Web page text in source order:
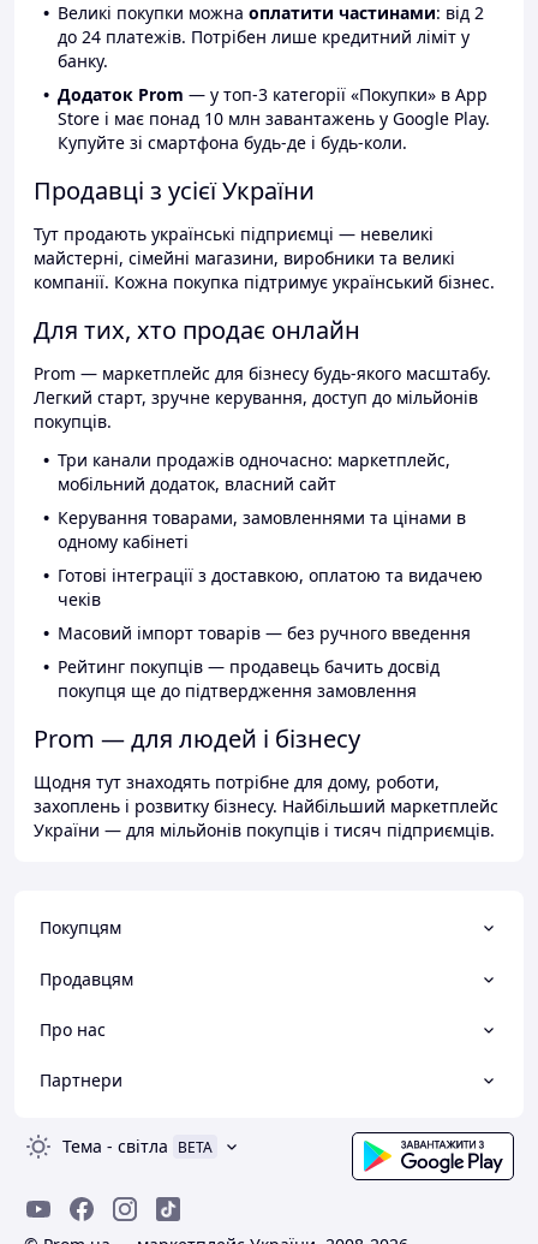
Великі покупки можна оплатити частинами: від 2
до 24 платежів. Потрібен лише кредитний ліміт у
банку.
Додаток Prom — у топ-3 категорії «Покупки» в App
Store і має понад 10 млн завантажень у Google Play.
Купуйте зі смартфона будь-де і будь-коли.
Продавці з усієї України
Тут продають українські підприємці — невеликі
майстерні, сімейні магазини, виробники та великі
компанії. Кожна покупка підтримує український бізнес.
Для тих, хто продає онлайн
Prom — маркетплейс для бізнесу будь-якого масштабу.
Легкий старт, зручне керування, доступ до мільйонів
покупців.
Три канали продажів одночасно: маркетплейс,
мобільний додаток, власний сайт
Керування товарами, замовленнями та цінами в
одному кабінеті
Готові інтеграції з доставкою, оплатою та видачею
чеків
Масовий імпорт товарів — без ручного введення
Рейтинг покупців — продавець бачить досвід
покупця ще до підтвердження замовлення
Prom — для людей і бізнесу
Щодня тут знаходять потрібне для дому, роботи,
захоплень і розвитку бізнесу. Найбільший маркетплейс
України — для мільйонів покупців і тисяч підприємців.
Покупцям
Продавцям
Про нас
Партнери
Тема - світла BETA